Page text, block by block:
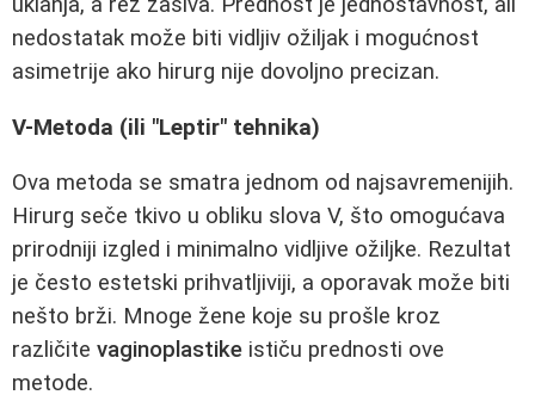
nedostatak može biti vidljiv ožiljak i mogućnost
asimetrije ako hirurg nije dovoljno precizan.
V-Metoda (ili "Leptir" tehnika)
Ova metoda se smatra jednom od najsavremenijih.
Hirurg seče tkivo u obliku slova V, što omogućava
prirodniji izgled i minimalno vidljive ožiljke. Rezultat
je često estetski prihvatljiviji, a oporavak može biti
nešto brži. Mnoge žene koje su prošle kroz
različite vaginoplastike ističu prednosti ove
metode.